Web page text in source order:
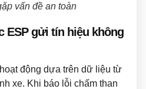
vấn đề an toàn
ESP gửi tín hiệu không
động dựa trên dữ liệu từ
xe. Khi báo lỗi chấm than